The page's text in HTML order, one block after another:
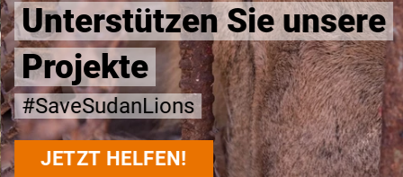
Unterstützen Sie unsere
Projekte
#SaveSudanLions
JETZT HELFEN!
Spenden
Patenschaft